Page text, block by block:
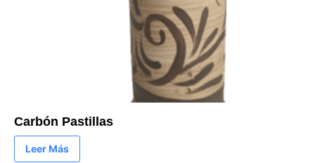
Carbón Pastillas
Leer Más